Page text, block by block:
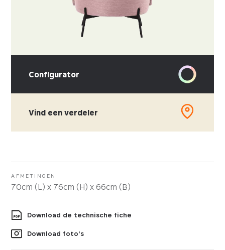
Configurator
Stof
Vind een verdeler
AFMETINGEN
70cm (L) x 76cm (H) x 66cm (B)
Download de technische fiche
Download foto's